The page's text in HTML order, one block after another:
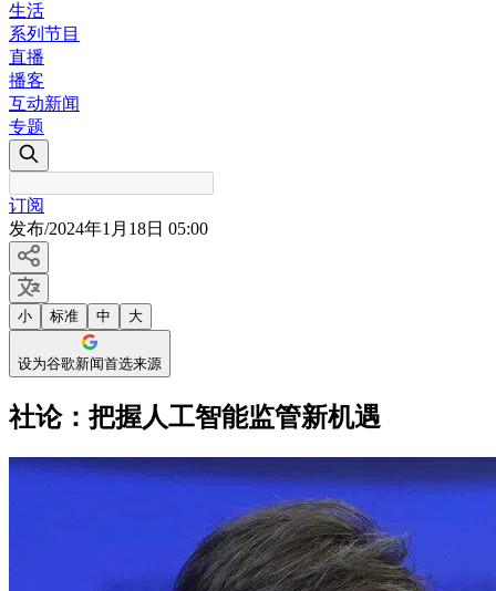
生活
系列节目
直播
播客
互动新闻
专题
订阅
发布/2024年1月18日 05:00
小 标准 中 大
设为谷歌新闻首选来源
社论：把握人工智能监管新机遇